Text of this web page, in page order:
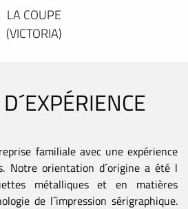
LA COUPE
(VICTORIA)
familiale avec une expérience
Notre orientation d´origine a été l
métalliques et en matières
de l´impression sérigraphique.